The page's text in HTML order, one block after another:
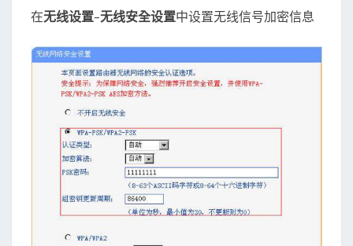
在无线设置–无线安全设置中设置无线信号加密信息